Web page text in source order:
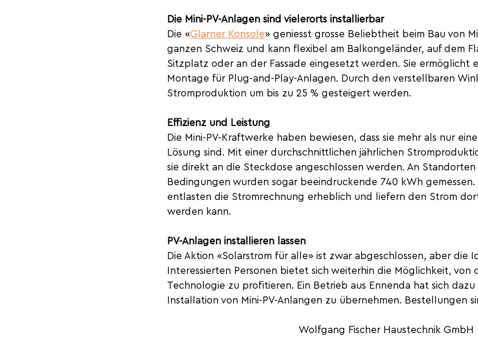
Die Mini-PV-Anlagen sind vielerorts installierbar
Die «Glarner Konsole» geniesst grosse Beliebtheit beim Bau von
ganzen Schweiz und kann flexibel am Balkongeländer, auf dem
Sitzplatz oder an der Fassade eingesetzt werden. Sie ermöglicht
Montage für Plug-and-Play-Anlagen. Durch den verstellbaren
Stromproduktion um bis zu 25 % gesteigert werden.
Effizienz und Leistung
Die Mini-PV-Kraftwerke haben bewiesen, dass sie mehr als nur
Lösung sind. Mit einer durchschnittlichen jährlichen
sie direkt an die Steckdose angeschlossen werden. An
Bedingungen wurden sogar beeindruckende 740 kWh
entlasten die Stromrechnung erheblich und liefern den Strom
werden kann.
PV-Anlagen installieren lassen
Die Aktion «Solarstrom für alle» ist zwar abgeschlossen, aber die
Interessierten Personen bietet sich weiterhin die Möglichkeit, von
Technologie zu profitieren. Ein Betrieb aus Ennenda hat sich
Installation von Mini-PV-Anlangen zu übernehmen. Bestellungen
Wolfgang Fischer Haustechnik GmbH